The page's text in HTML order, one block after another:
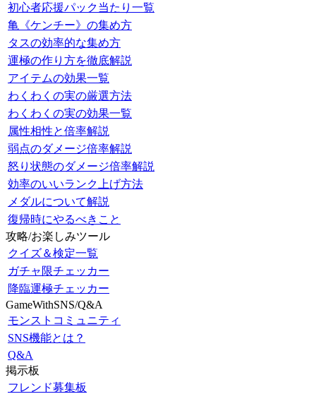
初心者応援パック当たり一覧
亀《ケンチー》の集め方
タスの効率的な集め方
運極の作り方を徹底解説
アイテムの効果一覧
わくわくの実の厳選方法
わくわくの実の効果一覧
属性相性と倍率解説
弱点のダメージ倍率解説
怒り状態のダメージ倍率解説
効率のいいランク上げ方法
メダルについて解説
復帰時にやるべきこと
攻略/お楽しみツール
クイズ＆検定一覧
ガチャ限チェッカー
降臨運極チェッカー
GameWithSNS/Q&A
モンストコミュニティ
SNS機能とは？
Q&A
掲示板
フレンド募集板